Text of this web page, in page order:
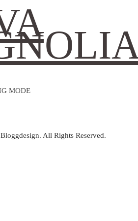
MODE
All Rights Reserved.